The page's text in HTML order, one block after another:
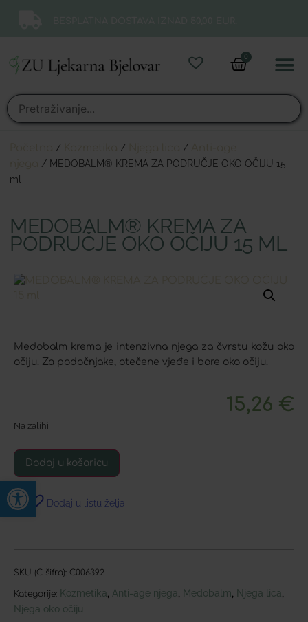
Open toolbar
0
/ / /
/ MEDOBALM® KREMA ZA PODRUČJE OKO OČIJU 15
ml
MEDOBALM® KREMA ZA
PODRUČJE OKO OČIJU 15 ML
Medobalm krema je intenzivna njega za čvrstu kožu oko
očiju. Za podočnjake, otečene vjeđe i bore oko očiju.
15,26 €
Na zalihi
Dodaj u košaricu
Dodaj u listu želja
SKU (C šifra): C006392
Kategorije: Kozmetika Anti-age njega Medobalm Njega lica
Njega oko očiju